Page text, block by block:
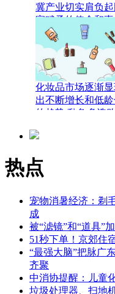
冀产业切实肩负起
家赋予的使命和
化妆品市场逐渐
出不断增长和低
的趋势 乱象多选购
热点
宠物消暑经济：剃
成
被“滤镜”和“道具”
51秒下单！京郊住
“最强大脑”把脉广
齐聚
中消协提醒：儿童
垃圾处理器、扫地